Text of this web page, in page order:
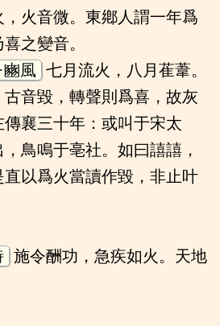
火音微。東鄕人謂一年爲
之變音。
豳風 七月流火，八月萑葦。
音毀，轉聲則爲喜，故灰
襄三十年：或叫于宋太
鳥鳴于亳社。如曰譆譆，
以爲火當讀作毀，非止叶
施令酬功，急疾如火。天地